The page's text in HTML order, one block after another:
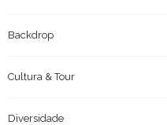
Backdrop
Cultura & Tour
Diversidade